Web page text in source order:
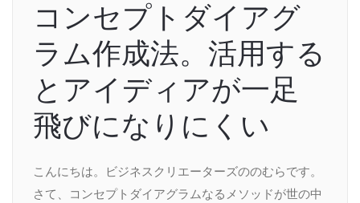
コンセプトダイアグ
ラム作成法。活用する
とアイディアが一足
飛びになりにくい
こんにちは。ビジネスクリエーターズののむらです。
さて、コンセプトダイアグラムなるメソッドが世の中